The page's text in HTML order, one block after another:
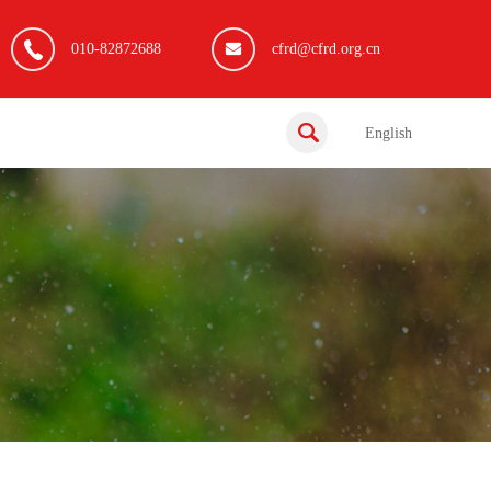
010-82872688 cfrd@cfrd.org.cn
English